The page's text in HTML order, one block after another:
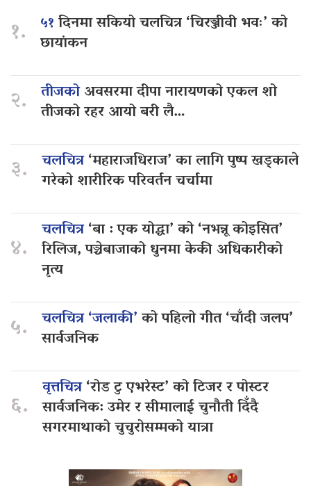
१. ५१दिनमा सकियो चलचित्र ‘चिरञ्जीवी भवः’ को
छायांकन
२. तीजकोअवसरमा दीपा नारायणको एकल शो
तीजको रहर आयो बरी लै…
३. चलचित्र‘महाराजधिराज’ का लागि पुष्प खड्काले
गरेको शारीरिक परिवर्तन चर्चामा
४.
चलचित्र‘बा : एक योद्धा’ को ‘नभन्नू कोइसित’
रिलिज, पञ्चेबाजाको धुनमा केकी अधिकारीको
नृत्य
५. चलचित्र ‘जलाकी’को पहिलो गीत ‘चाँदी जलप’
सार्वजनिक
६.
वृत्तचित्र‘रोड टु एभरेस्ट’ को टिजर र पोस्टर
सार्वजनिक: उमेर र सीमालाई चुनौती दिँदै
सगरमाथाको चुचुरोसम्मको यात्रा